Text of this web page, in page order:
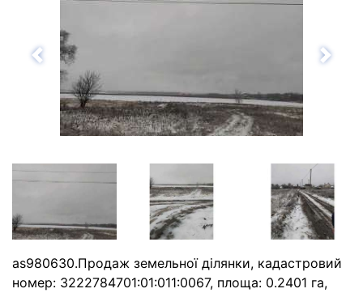
Назад
as980630.Продаж земельної ділянки, кадастровий
номер: 3222784701:01:011:0067, площа: 0.2401 га,